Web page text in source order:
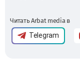
Читать Arbat media в
Telegram